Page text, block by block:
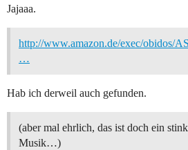
Jajaaa.
http://www.amazon.de/exec/obidos/
…
Hab ich derweil auch gefunden.
(aber mal ehrlich, das ist doch ein
Musik…)